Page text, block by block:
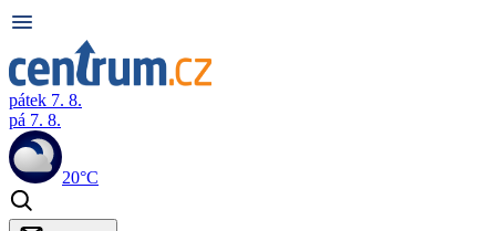
pátek 7. 8.
pá 7. 8.
20°C